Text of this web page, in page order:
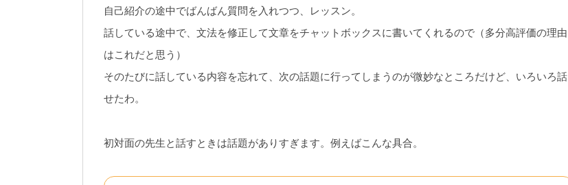
自己紹介の途中でばんばん質問を入れつつ、レッスン。
話している途中で、文法を修正して文章をチャットボックスに書いてくれるので（多分高評価の理由
はこれだと思う）
そのたびに話している内容を忘れて、次の話題に行ってしまうのが微妙なところだけど、いろいろ話
せたわ。
初対面の先生と話すときは話題がありすぎます。例えばこんな具合。